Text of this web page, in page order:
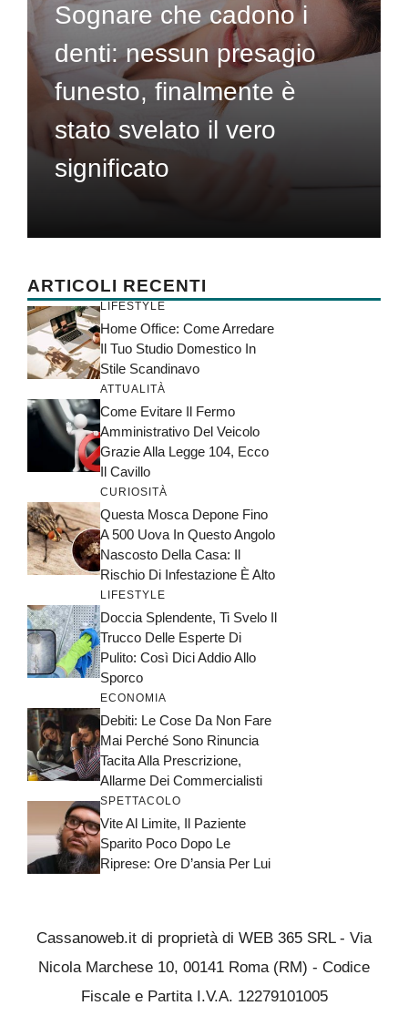
Sognare che cadono i
denti: nessun presagio
funesto, finalmente è
stato svelato il vero
significato
ARTICOLI RECENTI
LIFESTYLE
Home Office: Come Arredare
Il Tuo Studio Domestico In
Stile Scandinavo
ATTUALITÀ
Come Evitare Il Fermo
Amministrativo Del Veicolo
Grazie Alla Legge 104, Ecco
Il Cavillo
CURIOSITÀ
Questa Mosca Depone Fino
A 500 Uova In Questo Angolo
Nascosto Della Casa: Il
Rischio Di Infestazione È Alto
LIFESTYLE
Doccia Splendente, Ti Svelo Il
Trucco Delle Esperte Di
Pulito: Così Dici Addio Allo
Sporco
ECONOMIA
Debiti: Le Cose Da Non Fare
Mai Perché Sono Rinuncia
Tacita Alla Prescrizione,
Allarme Dei Commercialisti
SPETTACOLO
Vite Al Limite, Il Paziente
Sparito Poco Dopo Le
Riprese: Ore D’ansia Per Lui
Cassanoweb.it di proprietà di WEB 365 SRL - Via
Nicola Marchese 10, 00141 Roma (RM) - Codice
Fiscale e Partita I.V.A. 12279101005